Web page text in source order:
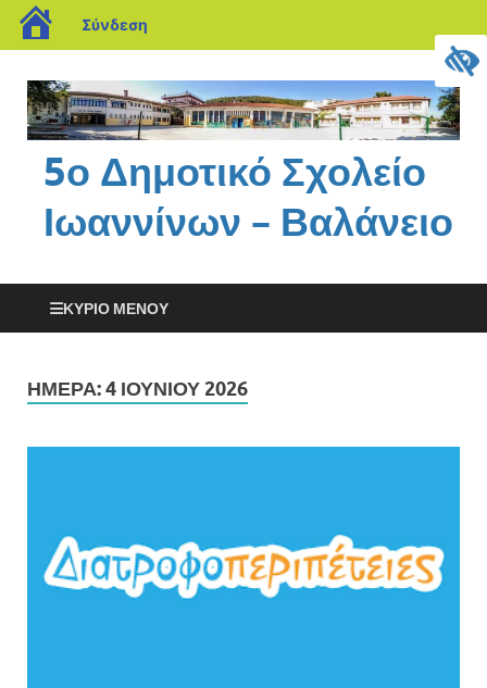
Σύνδεση
5ο Δημοτικό Σχολείο
Ιωαννίνων – Βαλάνειο
ΚΎΡΙΟ ΜΕΝΟΎ
ΗΜΈΡΑ:4 ΙΟΥΝΊΟΥ 2026